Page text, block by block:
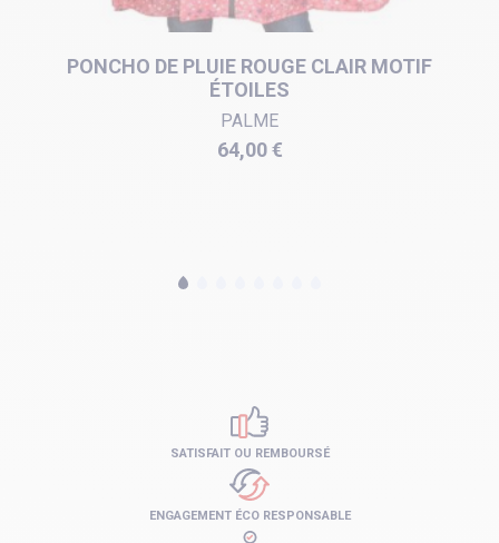
PONCHO DE PLUIE ROUGE CLAIR MOTIF
ÉTOILES
PALME
Prix
64,00 €
SATISFAIT OU REMBOURSÉ
ENGAGEMENT ÉCO RESPONSABLE